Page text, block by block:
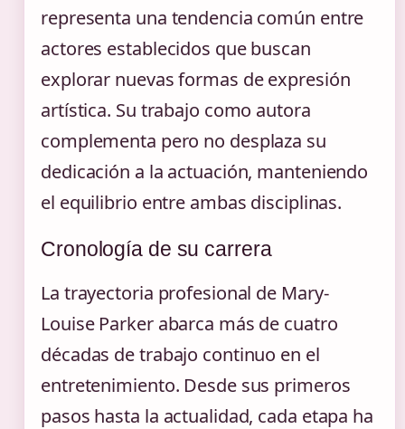
representa una tendencia común entre
actores establecidos que buscan
explorar nuevas formas de expresión
artística. Su trabajo como autora
complementa pero no desplaza su
dedicación a la actuación, manteniendo
el equilibrio entre ambas disciplinas.
Cronología de su carrera
La trayectoria profesional de Mary-
Louise Parker abarca más de cuatro
décadas de trabajo continuo en el
entretenimiento. Desde sus primeros
pasos hasta la actualidad, cada etapa ha